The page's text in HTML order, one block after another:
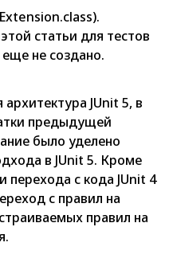
статьи для тестов
не создано.
JUnit 5, в
предыдущей
было уделено
в JUnit 5. Кроме
перехода с кода JUnit 4
с правил на
правил на